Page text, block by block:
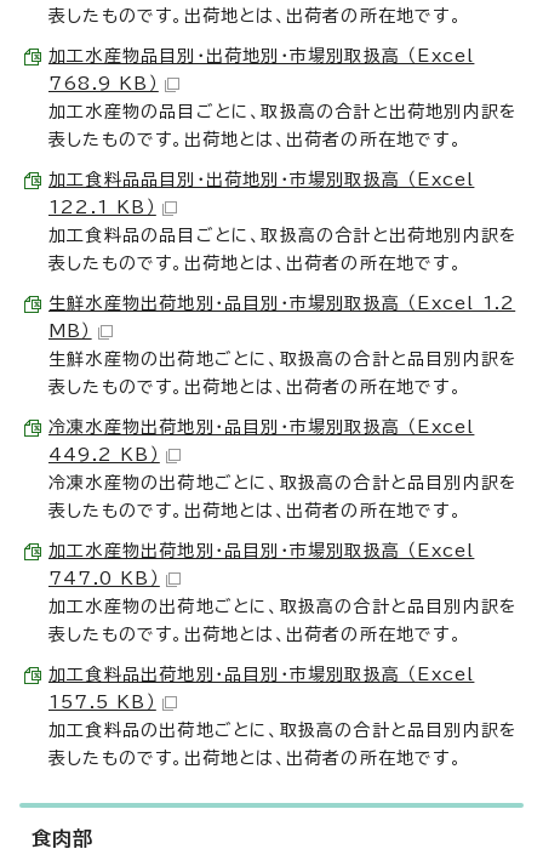
表したものです。出荷地とは、出荷者の所在地です。
加工水産物品目別・出荷地別・市場別取扱高 （Excel
768.9 KB）
加工水産物の品目ごとに、取扱高の合計と出荷地別内訳を
表したものです。出荷地とは、出荷者の所在地です。
加工食料品品目別・出荷地別・市場別取扱高 （Excel
122.1 KB）
加工食料品の品目ごとに、取扱高の合計と出荷地別内訳を
表したものです。出荷地とは、出荷者の所在地です。
生鮮水産物出荷地別・品目別・市場別取扱高 （Excel 1.2
MB）
生鮮水産物の出荷地ごとに、取扱高の合計と品目別内訳を
表したものです。出荷地とは、出荷者の所在地です。
冷凍水産物出荷地別・品目別・市場別取扱高 （Excel
449.2 KB）
冷凍水産物の出荷地ごとに、取扱高の合計と品目別内訳を
表したものです。出荷地とは、出荷者の所在地です。
加工水産物出荷地別・品目別・市場別取扱高 （Excel
747.0 KB）
加工水産物の出荷地ごとに、取扱高の合計と品目別内訳を
表したものです。出荷地とは、出荷者の所在地です。
加工食料品出荷地別・品目別・市場別取扱高 （Excel
157.5 KB）
加工食料品の出荷地ごとに、取扱高の合計と品目別内訳を
表したものです。出荷地とは、出荷者の所在地です。
食肉部